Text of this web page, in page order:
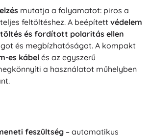
mutatja a folyamatot: piros a
feltöltéshez. A beépített védelem
és fordított polaritás ellen
és megbízhatóságot. A kompakt
es kábelés az egyszerű
a használatot műhelyben
feszültség – automatikus